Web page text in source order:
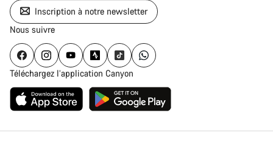
Inscription à notre newsletter
Nous suivre
Téléchargez l’application Canyon